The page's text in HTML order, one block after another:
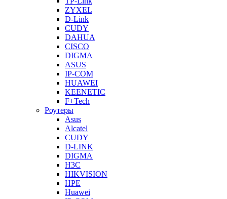
ZYXEL
D-Link
CUDY
DAHUA
CISCO
DIGMA
ASUS
IP-COM
HUAWEI
KEENETIC
F+Tech
Роутеры
Asus
Alcatel
CUDY
D-LINK
DIGMA
H3C
HIKVISION
HPE
Huawei